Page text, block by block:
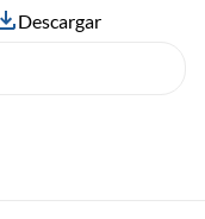
Descargar